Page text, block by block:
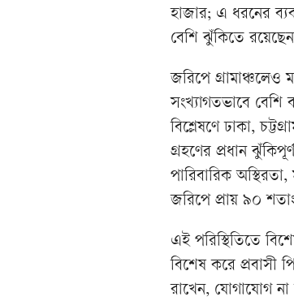
হাজার; এ ধরনের
বেশি ঝুঁকিতে
জরিপে গ্রামাঞ্চলেও
সংখ্যাগতভাবে বেশি
বিশ্লেষণে ঢাকা,
গ্রহণের প্রধান
পারিবারিক
জরিপে প্রায় ৯০
এই পরিস্থিতিতে
বিশেষ করে প্রবাসী
রাখেন, যোগাযোগ